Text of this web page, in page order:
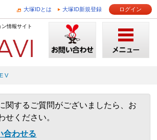
大塚IDとは 大塚ID新規登録 ログイン
情報サイト
V
関するご質問がございましたら、お
せください。
合わせる